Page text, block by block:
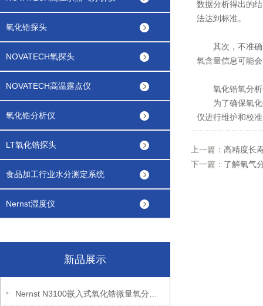
氧化锆探头
NOVATECH氧探头
NOVATECH高温露点仪
氧化锆分析仪
LT氧化锆探头
食品加工行业水分测定系统
Nernst湿度仪
新品展示
数据分析得出的
法达到标准。
其次，不准确
氧含量信息可能
氧化锆氧分析
为了确保氧化
仪进行维护和校
上一篇： 高精度长
下一篇： 了解氧气